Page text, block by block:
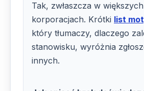
Tak, zwłaszcza w
korporacjach. Krótki list
który tłumaczy, dlaczego
stanowisku, wyróżnia
innych.